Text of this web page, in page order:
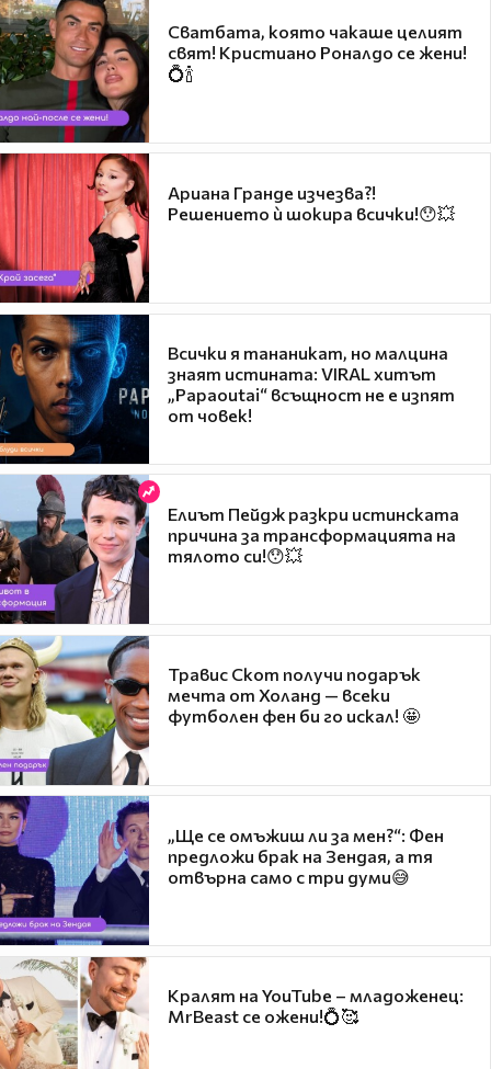
Сватбата, която чакаше целият
свят! Кристиано Роналдо се жени!
💍🍾
Ариана Гранде изчезва?!
Решението ѝ шокира всички!😯💥
Всички я тананикат, но малцина
знаят истината: VIRAL хитът
„Papaoutai“ всъщност не е изпят
от човек!
Елиът Пейдж разкри истинската
причина за трансформацията на
тялото си!😯💥
Травис Скот получи подарък
мечта от Холанд — всеки
футболен фен би го искал! 🤩
„Ще се омъжиш ли за мен?“: Фен
предложи брак на Зендая, а тя
отвърна само с три думи😅
Кралят на YouTube – младоженец:
MrBeast се ожени!💍🥰